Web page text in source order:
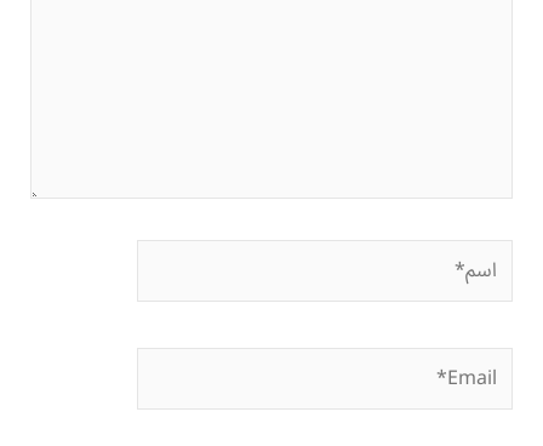
اسم*
Email*